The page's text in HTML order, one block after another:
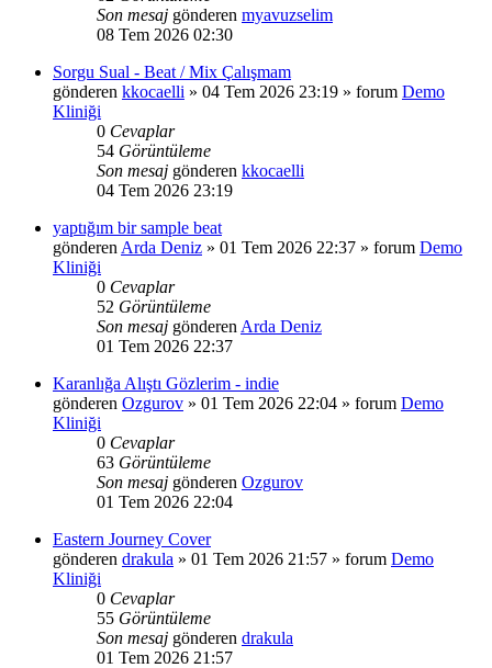
Son mesaj gönderen myavuzselim
08 Tem 2026 02:30
Sorgu Sual - Beat / Mix Çalışmam
gönderen kkocaelli » 04 Tem 2026 23:19 » forum Demo
Kliniği
0 Cevaplar
54 Görüntüleme
Son mesaj gönderen kkocaelli
04 Tem 2026 23:19
yaptığım bir sample beat
gönderen Arda Deniz » 01 Tem 2026 22:37 » forum Demo
Kliniği
0 Cevaplar
52 Görüntüleme
Son mesaj gönderen Arda Deniz
01 Tem 2026 22:37
Karanlığa Alıştı Gözlerim - indie
gönderen Ozgurov » 01 Tem 2026 22:04 » forum Demo
Kliniği
0 Cevaplar
63 Görüntüleme
Son mesaj gönderen Ozgurov
01 Tem 2026 22:04
Eastern Journey Cover
gönderen drakula » 01 Tem 2026 21:57 » forum Demo
Kliniği
0 Cevaplar
55 Görüntüleme
Son mesaj gönderen drakula
01 Tem 2026 21:57